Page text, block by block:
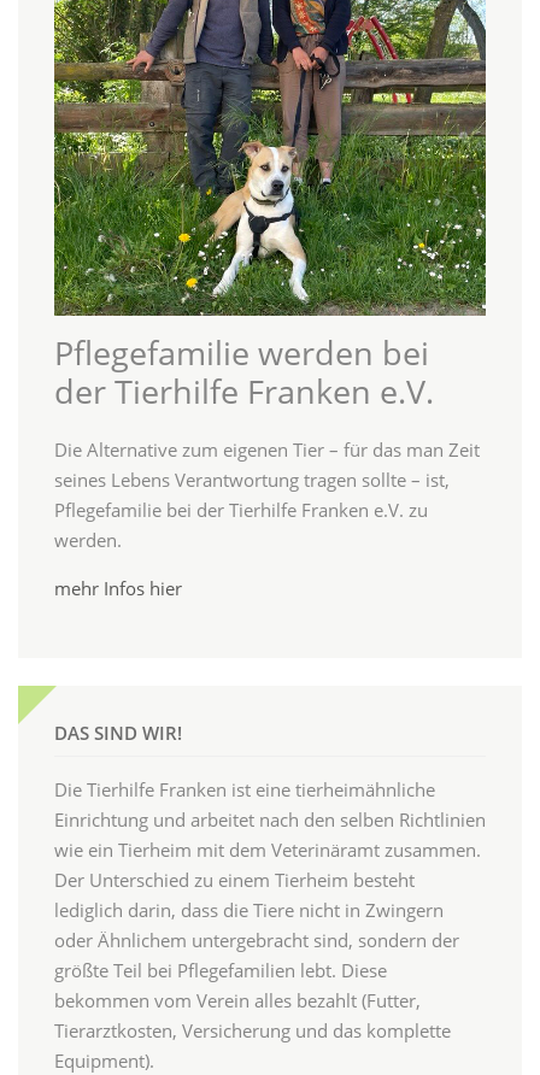
Pflegefamilie werden bei
der Tierhilfe Franken e.V.
Die Alternative zum eigenen Tier – für das man Zeit
seines Lebens Verantwortung tragen sollte – ist,
Pflegefamilie bei der Tierhilfe Franken e.V. zu
werden.
mehr Infos hier
DAS SIND WIR!
Die Tierhilfe Franken ist eine tierheimähnliche
Einrichtung und arbeitet nach den selben Richtlinien
wie ein Tierheim mit dem Veterinäramt zusammen.
Der Unterschied zu einem Tierheim besteht
lediglich darin, dass die Tiere nicht in Zwingern
oder Ähnlichem untergebracht sind, sondern der
größte Teil bei Pflegefamilien lebt. Diese
bekommen vom Verein alles bezahlt (Futter,
Tierarztkosten, Versicherung und das komplette
Equipment).